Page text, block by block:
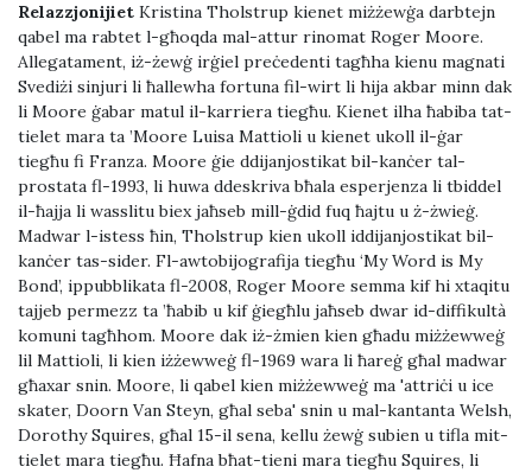
Relazzjonijiet Kristina Tholstrup kienet miżżewġa darbtejn
qabel ma rabtet l-għoqda mal-attur rinomat Roger Moore.
Allegatament, iż-żewġ irġiel preċedenti tagħha kienu magnati
Svediżi sinjuri li ħallewha fortuna fil-wirt li hija akbar minn dak
li Moore ġabar matul il-karriera tiegħu. Kienet ilha ħabiba tat-
tielet mara ta ’Moore Luisa Mattioli u kienet ukoll il-ġar
tiegħu fi Franza. Moore ġie ddijanjostikat bil-kanċer tal-
prostata fl-1993, li huwa ddeskriva bħala esperjenza li tbiddel
il-ħajja li wasslitu biex jaħseb mill-ġdid fuq ħajtu u ż-żwieġ.
Madwar l-istess ħin, Tholstrup kien ukoll iddijanjostikat bil-
kanċer tas-sider. Fl-awtobijografija tiegħu ‘My Word is My
Bond’, ippubblikata fl-2008, Roger Moore semma kif hi xtaqitu
tajjeb permezz ta ’ħabib u kif ġiegħlu jaħseb dwar id-diffikultà
komuni tagħhom. Moore dak iż-żmien kien għadu miżżewweġ
lil Mattioli, li kien iżżewweġ fl-1969 wara li ħareġ għal madwar
għaxar snin. Moore, li qabel kien miżżewweġ ma 'attriċi u ice
skater, Doorn Van Steyn, għal seba' snin u mal-kantanta Welsh,
Dorothy Squires, għal 15-il sena, kellu żewġ subien u tifla mit-
tielet mara tiegħu. Ħafna bħat-tieni mara tiegħu Squires, li